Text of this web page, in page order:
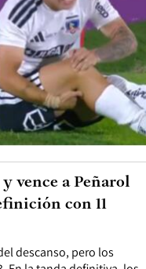
descanso, pero los
vence a Peñarol
con 11